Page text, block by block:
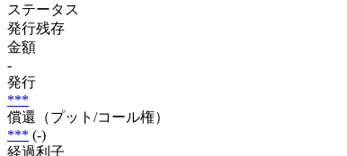
ステータス
発行残存
金額
-
発行
***
償還（プット/コール権）
*** (-)
経過利子